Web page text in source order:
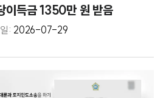
이득금 1350만 원 받음
: 2026-07-29